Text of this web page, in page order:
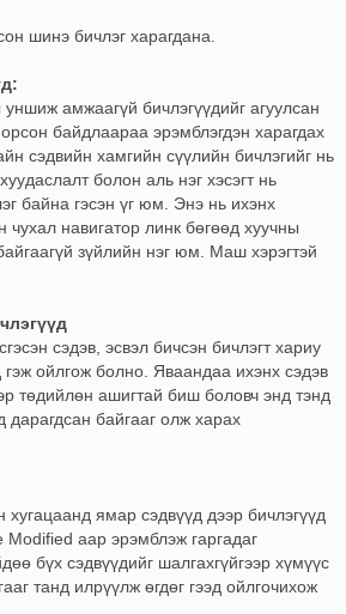
шинэ бичлэг харагдана.
амжаагүй бичлэгүүдийг агуулсан
байдлаараа эрэмблэгдэн харагдах
сэдвийн хамгийн сүүлийн бичлэгийг нь
болон аль нэг хэсэгт нь
байна гэсэн үг юм. Энэ нь ихэнх
чухал навигатор линк бөгөөд хуучны
зүйлийн нэг юм. Маш хэрэгтэй
сэдэв, эсвэл бичсэн бичлэгт хариу
гэж ойлгож болно. Яваандаа ихэнх сэдэв
төдийлөн ашигтай биш боловч энд тэнд
дарагдсан байгааг олж харах
ямар сэдвүүд дээр бичлэгүүд
Modified аар эрэмблэж гаргадаг
бүх сэдвүүдийг шалгахгүйгээр хүмүүс
танд илрүүлж өгдөг гээд ойлгочихож